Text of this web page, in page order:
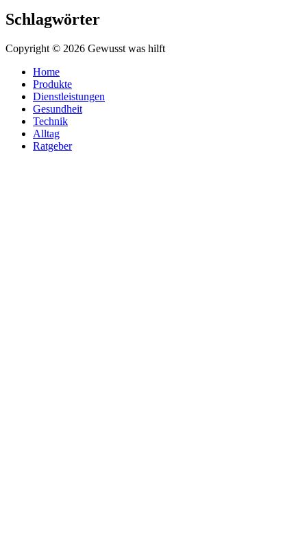
Schlagwörter
Copyright © 2026 Gewusst was hilft
Home
Produkte
Dienstleistungen
Gesundheit
Technik
Alltag
Ratgeber